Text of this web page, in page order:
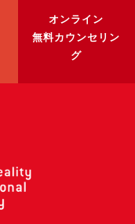
オンライン
無料カウンセリン
グ